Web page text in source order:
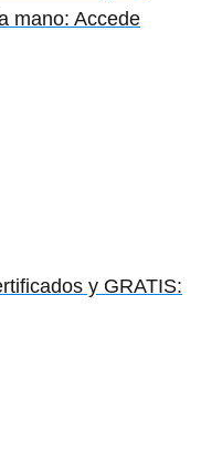
mano: Accede
y GRATIS: